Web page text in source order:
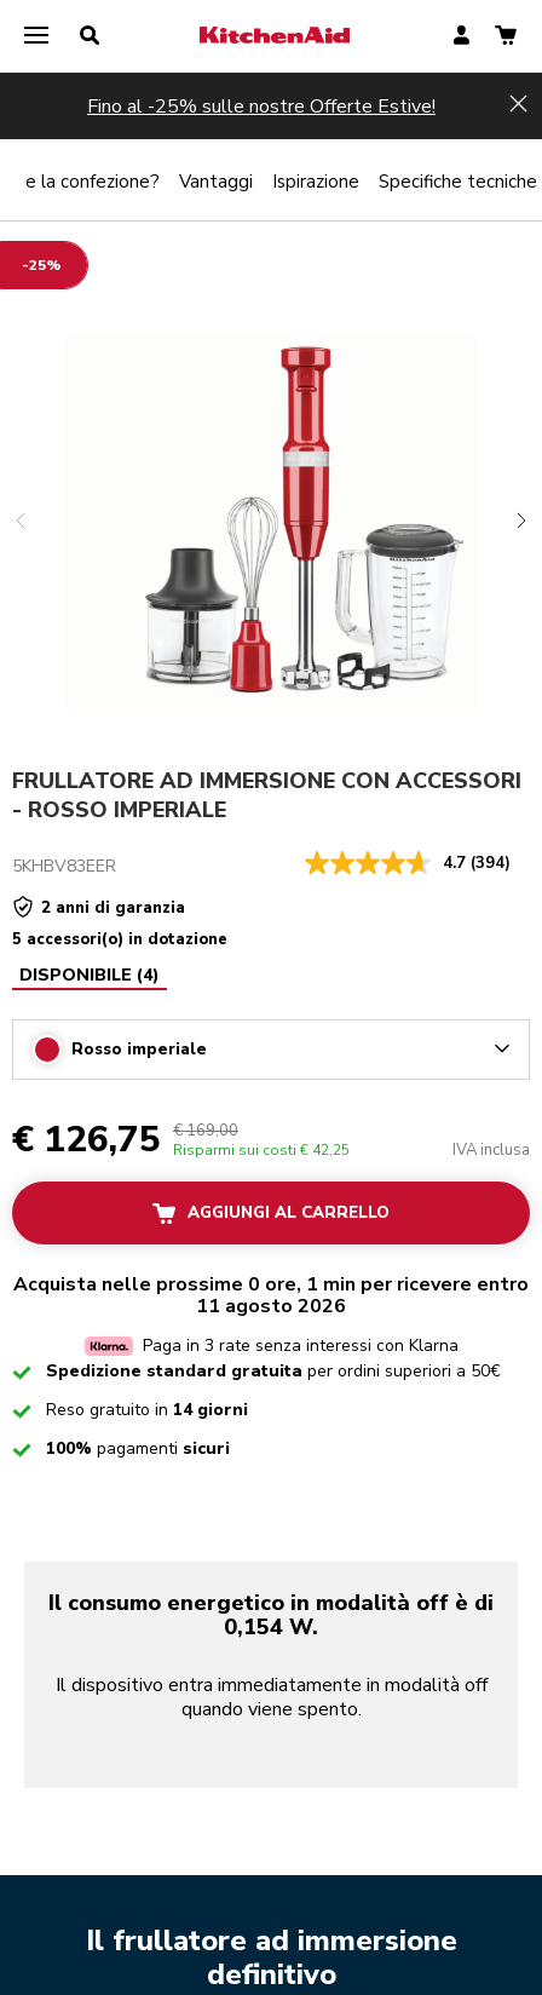
Fino al -25% sulle nostre Offerte Estive!
-25%
FRULLATORE AD IMMERSIONE CON ACCESSORI
- ROSSO IMPERIALE
5KHBV83EER 4.7 (394)
2 anni di garanzia
5 accessori(o) in dotazione
DISPONIBILE (4)
Rosso imperiale
€ 126,75 € 169,00
Risparmi sui costi € 42,25 IVA inclusa
AGGIUNGI AL CARRELLO
Acquista nelle prossime 0 ore, 1 min per ricevere entro
11 agosto 2026
Paga in 3 rate senza interessi con Klarna
CheckedSpedizione standard gratuita per ordini superiori a 50€
CheckedReso gratuito in 14 giorni
Checked
100% pagamenti sicuri
Il consumo energetico in modalità off è di
0,154 W.
Il dispositivo entra immediatamente in modalità off
quando viene spento.
Il frullatore ad immersione
definitivo
la confezione? Vantaggi Ispirazione Specifiche tecniche